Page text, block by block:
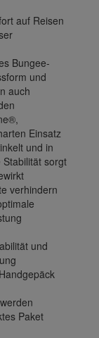
auf Reisen
Bungee-
und
auch
Einsatz
und in
sorgt
verhindern
und
Paket